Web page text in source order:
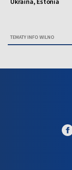
TEMATY INFO WILNO